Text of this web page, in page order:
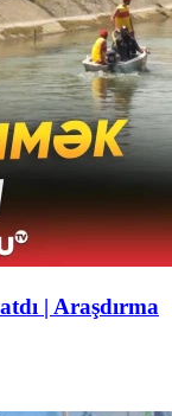
| Araşdırma